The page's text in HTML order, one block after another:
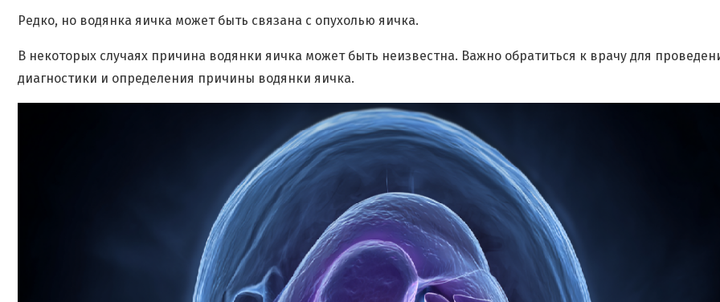
Редко, но водянка яичка может быть связана с опухолью яичка.
В некоторых случаях причина водянки яичка может быть неизвестна. Важно обратиться к врачу для
диагностики и определения причины водянки яичка.